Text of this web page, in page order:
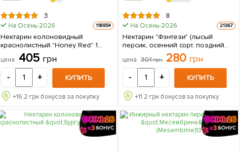
3
На Осень-2026 118954
Нектарин колоновидный
краснолистный "Honey Red" 1
саженец в упаковке
цена 405 грн
- + КУПИТЬ
+16.2 грн бонусов за покупку
8
На Осень-2026 21367
Нектарин "Фэнтези" (лысый
персик, осенний сорт, поздний
срок созревания) 1 саженец в
упаковке
цена 301грн 280 грн
- + КУПИТЬ
+11.2 грн бонусов за покупку